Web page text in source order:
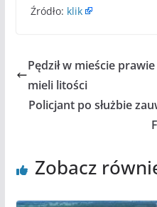
Źródło: klik
Pędził w mieście
mieli litości
Policjant po służbie
Zobacz